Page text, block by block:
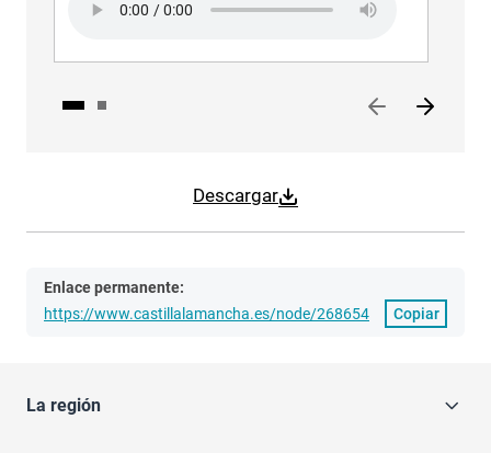
Descargar
Enlace permanente:
https://www.castillalamancha.es/node/268654
Copiar
La región